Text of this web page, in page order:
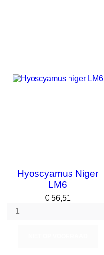
Hyoscyamus Niger
LM6
Prijs
€ 56,51